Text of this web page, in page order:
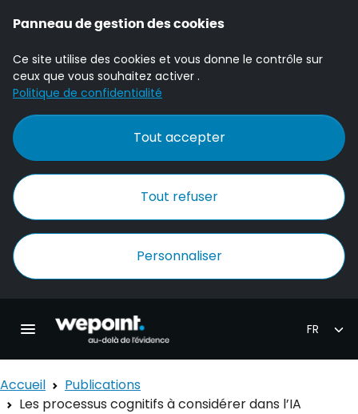
Panneau de gestion des cookies
Ce site utilise des cookies et vous donne le contrôle sur
ceux que vous souhaitez activer .
Politique de confidentialité
Tout accepter
Tout refuser
Personnaliser
Ouvrir la navigation principale
Accueil
Publications
Les processus cognitifs à considérer dans l’IA